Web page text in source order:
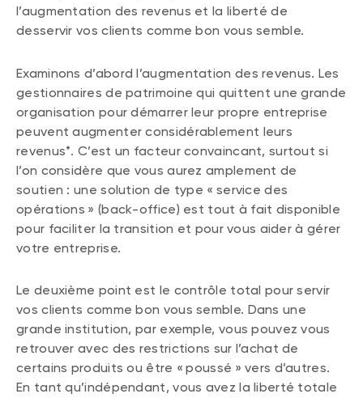
l’augmentation des revenus et la liberté de
desservir vos clients comme bon vous semble.
Examinons d’abord l’augmentation des revenus. Les
gestionnaires de patrimoine qui quittent une grande
organisation pour démarrer leur propre entreprise
peuvent augmenter considérablement leurs
revenus*. C’est un facteur convaincant, surtout si
l’on considère que vous aurez amplement de
soutien : une solution de type « service des
opérations » (back-office) est tout à fait disponible
pour faciliter la transition et pour vous aider à gérer
votre entreprise.
Le deuxième point est le contrôle total pour servir
vos clients comme bon vous semble. Dans une
grande institution, par exemple, vous pouvez vous
retrouver avec des restrictions sur l’achat de
certains produits ou être « poussé » vers d’autres.
En tant qu’indépendant, vous avez la liberté totale